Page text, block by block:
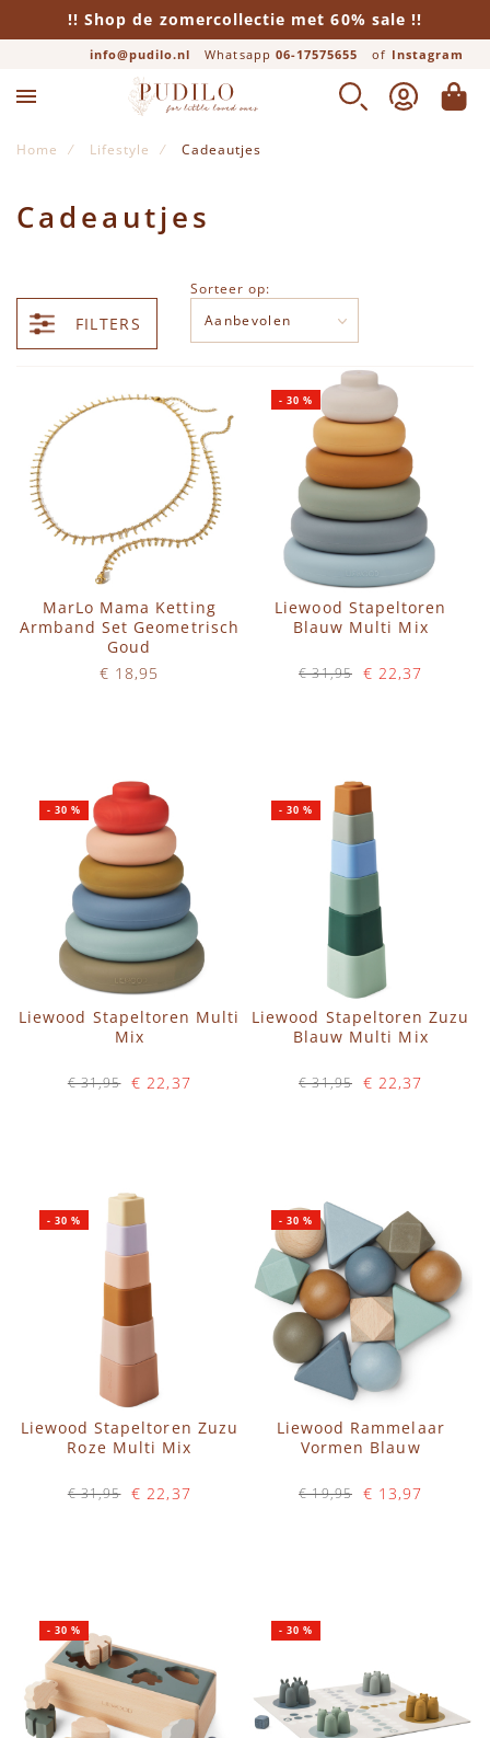
!! Shop de zomercollectie met 60% sale !!
info@pudilo.nl Whatsapp 06-17575655 of Instagram
ZOEK ACCOUNT
Home Lifestyle Cadeautjes
Cadeautjes
FILTERS
Sorteer op:
MarLo Mama Ketting
Armband Set Geometrisch
Goud
€ 18,95
Liewood Stapeltoren
Blauw Multi Mix
€ 22,37
€ 31,95
- 30 %
Liewood Stapeltoren Multi
Mix
€ 22,37
€ 31,95
-30 %
Liewood Stapeltoren Zuzu
Blauw Multi Mix
€ 22,37
€ 31,95
- 30 %
Liewood Stapeltoren Zuzu
Roze Multi Mix
€ 22,37
€ 31,95
-30 %
Liewood Rammelaar
Vormen Blauw
€ 13,97
€ 19,95
- 30 %
-30 % - 30 %